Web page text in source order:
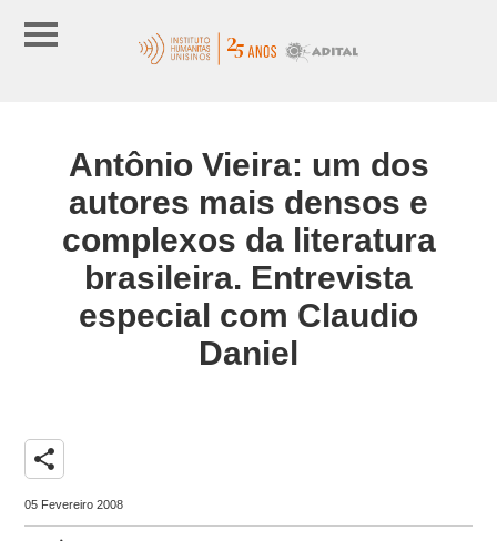
Antônio Vieira: um dos
autores mais densos e
complexos da literatura
brasileira. Entrevista
especial com Claudio
Daniel
share
05 Fevereiro 2008